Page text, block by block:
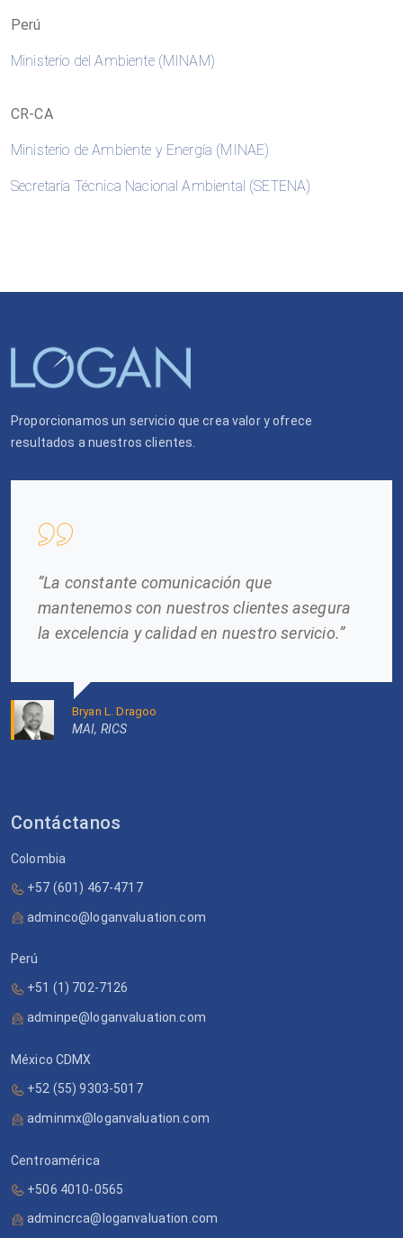
Perú
Ministerio del Ambiente (MINAM)
CR-CA
Ministerio de Ambiente y Energía (MINAE)
Secretaría Técnica Nacional Ambiental (SETENA)
Proporcionamos un servicio que crea valor y ofrece
resultados a nuestros clientes.
“La constante comunicación que
mantenemos con nuestros clientes asegura
la excelencia y calidad en nuestro servicio.”
Bryan L. Dragoo
MAI, RICS
Contáctanos
Colombia
+57 (601) 467-4717
adminco@loganvaluation.com
Perú
+51 (1) 702-7126
adminpe@loganvaluation.com
México CDMX
+52 (55) 9303-5017
adminmx@loganvaluation.com
Centroamérica
+506 4010-0565
admincrca@loganvaluation.com